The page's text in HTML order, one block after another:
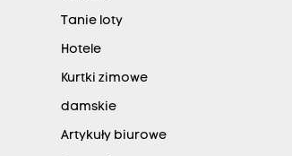
Tanie loty
Hotele
Kurtki zimowe
damskie
Artykuły biurowe